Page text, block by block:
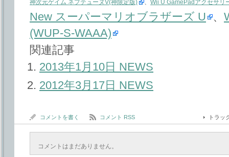
神次元ゲイム ネプテューヌV(神限定版) 、 Wii U GamePadアクセサリ
New スーパーマリオブラザーズ U 、
(WUP-S-WAAA)
関連記事
2013年1月10日 NEWS
2012年3月17日 NEWS
コメントを書く コメント RSS トラ
コメントはまだありません。